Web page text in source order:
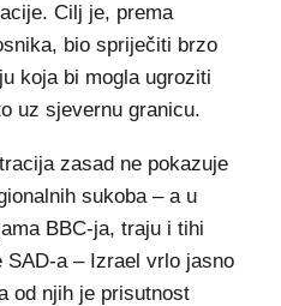
Cilj je, prema
bio spriječiti brzo
koja bi mogla ugroziti
uz sjevernu granicu.
zasad ne pokazuje
sukoba – a u
BBC-ja, traju i tihi
SAD-a – Izrael vrlo jasno
od njih je prisutnost